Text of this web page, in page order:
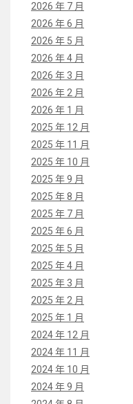
2026 年 7 月
2026 年 6 月
2026 年 5 月
2026 年 4 月
2026 年 3 月
2026 年 2 月
2026 年 1 月
2025 年 12 月
2025 年 11 月
2025 年 10 月
2025 年 9 月
2025 年 8 月
2025 年 7 月
2025 年 6 月
2025 年 5 月
2025 年 4 月
2025 年 3 月
2025 年 2 月
2025 年 1 月
2024 年 12 月
2024 年 11 月
2024 年 10 月
2024 年 9 月